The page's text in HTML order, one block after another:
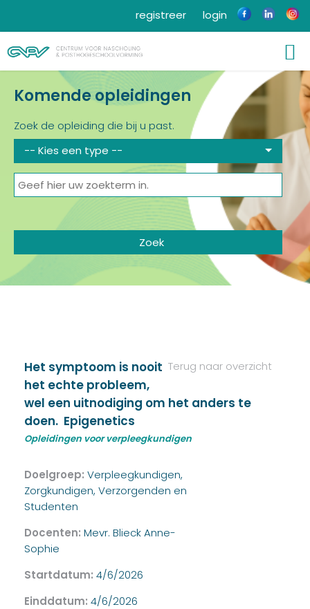
login
registreer
Komende opleidingen
Zoek de opleiding die bij u past.
-- Kies een type --
Terug naar overzicht
Het symptoom is nooit
het echte probleem,
wel een uitnodiging om het anders te
doen. Epigenetics
Opleidingen voor verpleegkundigen
Doelgroep: Verpleegkundigen,
Zorgkundigen, Verzorgenden en
Studenten
Docenten: Mevr. Blieck Anne-
Sophie
Startdatum: 4/6/2026
Einddatum: 4/6/2026